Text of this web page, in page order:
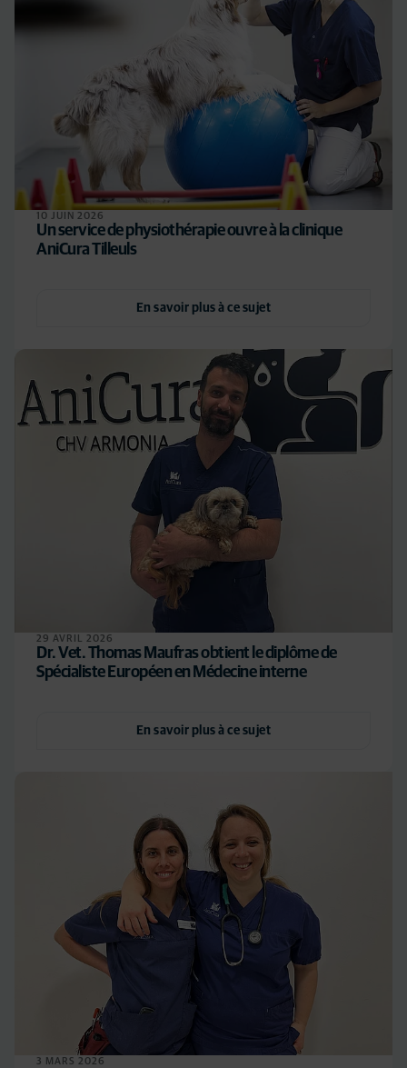
10 JUIN 2026
Un service de physiothérapie ouvre à la clinique
AniCura Tilleuls
En savoir plus à ce sujet
29 AVRIL 2026
Dr. Vet. Thomas Maufras obtient le diplôme de
Spécialiste Européen en Médecine interne
En savoir plus à ce sujet
3 MARS 2026